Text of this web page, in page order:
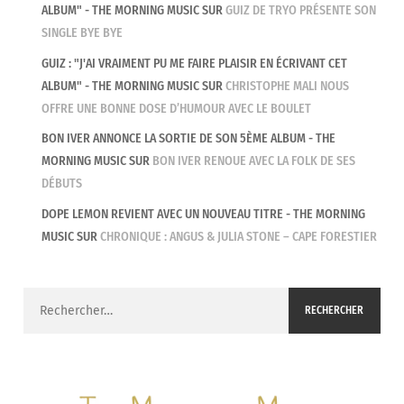
ALBUM" - THE MORNING MUSICSURGUIZ DE TRYO PRÉSENTE SON
SINGLE BYE BYE
GUIZ : "J'AI VRAIMENT PU ME FAIRE PLAISIR EN ÉCRIVANT CET
ALBUM" - THE MORNING MUSICSURCHRISTOPHE MALI NOUS
OFFRE UNE BONNE DOSE D’HUMOUR AVEC LE BOULET
BON IVER ANNONCE LA SORTIE DE SON 5ÈME ALBUM - THE
MORNING MUSICSUR BON IVER RENOUE AVEC LA FOLK DE SES
DÉBUTS
DOPE LEMON REVIENT AVEC UN NOUVEAU TITRE - THE MORNING
MUSICSURCHRONIQUE : ANGUS & JULIA STONE – CAPE FORESTIER